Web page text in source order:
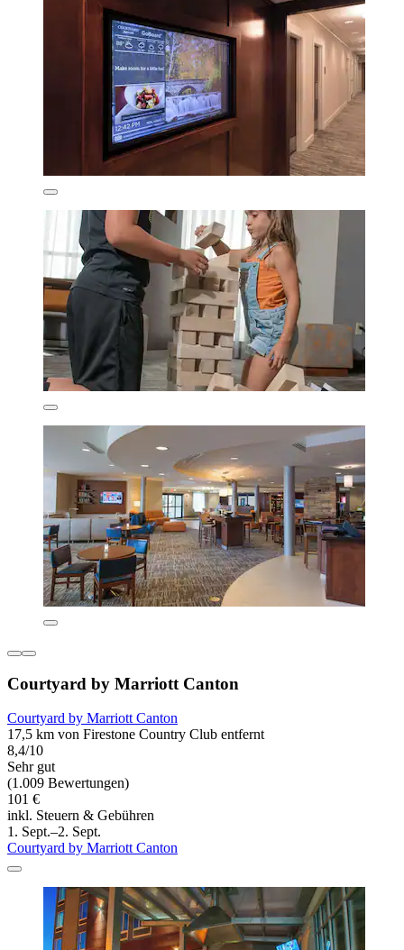
Courtyard by Marriott Canton
Courtyard by Marriott Canton
17,5 km von Firestone Country Club entfernt
8,4/10
Sehr gut
(1.009 Bewertungen)
101 €
inkl. Steuern & Gebühren
1. Sept.–2. Sept.
Courtyard by Marriott Canton